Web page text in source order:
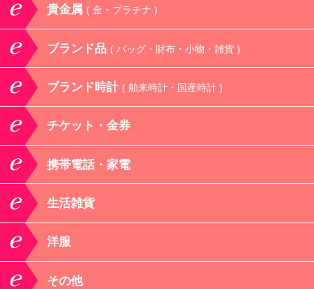
貴金属 ( 金・プラチナ )
ブランド品 ( バッグ・財布・小物・雑貨 )
ブランド時計 ( 舶来時計・国産時計 )
チケット・金券
携帯電話・家電
生活雑貨
洋服
その他